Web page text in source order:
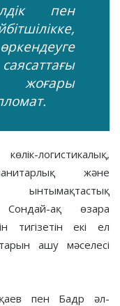
пен
жоғары
логистикалық,
және
ынтымақтастық
Сондай-ақ өзара
тигізетін екі ел
ашу мәселесі
пен Бадр әл-